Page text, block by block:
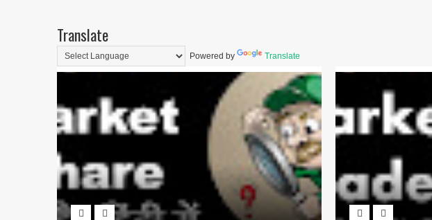
Translate
Powered by Translate